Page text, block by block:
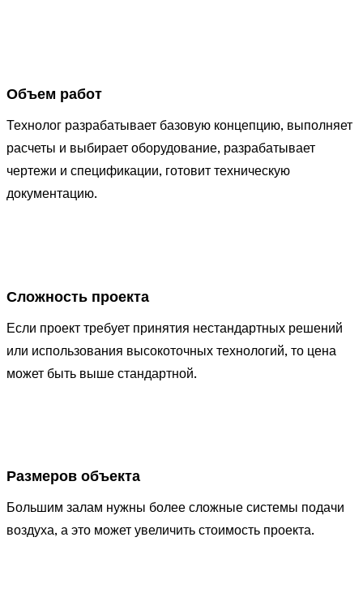
Объем работ
Технолог разрабатывает базовую концепцию, выполняет
расчеты и выбирает оборудование, разрабатывает
чертежи и спецификации, готовит техническую
документацию.
Сложность проекта
Если проект требует принятия нестандартных решений
или использования высокоточных технологий, то цена
может быть выше стандартной.
Размеров объекта
Большим залам нужны более сложные системы подачи
воздуха, а это может увеличить стоимость проекта.